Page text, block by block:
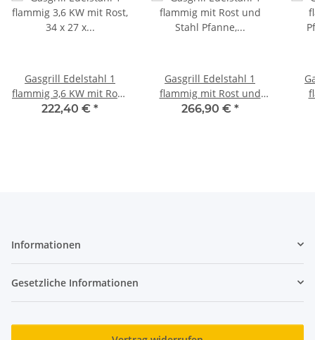
Gasgrill Edelstahl 1
flammig 3,6 KW mit Rost,
34 x 27 x 53 cm
222,40 € *
Gasgrill Edelstahl 1
flammig mit Rost und
Stahl Pfanne, 34 x 27 x
266,90 € *
Informationen
Gesetzliche Informationen